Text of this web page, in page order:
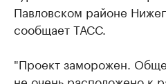
Павловском районе
сообщает ТАСС.
"Проект заморожен.